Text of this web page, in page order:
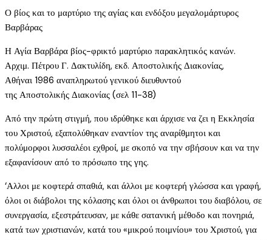
Ο βίος και το μαρτύριο της αγίας και ενδόξου μεγαλομάρτυρος
Βαρβάρας
Η Αγία Βαρβάρα βίος-φρικτό μαρτύριο παρακλητικός κανών.
Αρχιμ. Πέτρου Γ. Δακτυλίδη, εκδ. Αποστολικής Διακονίας,
Αθήναι 1986 αναπληρωτού γενικού διευθυντού
της Αποστολικής Διακονίας (σελ 11-38)
Από την πρώτη στιγμή, που ιδρύθηκε και άρχισε να ζει η Εκκλησία
του Χριστού, εξαπολύθηκαν εναντίον της αναρίθμητοι και
πολύμορφοι λυσσαλέοι εχθροί, με σκοπό να την σβήσουν και να την
εξαφανίσουν από το πρόσωπο της γης.
‘Αλλοι με κοφτερά σπαθιά, και άλλοι με κοφτερή γλώσσα και γραφή,
όλοι οι διάβολοι της κόλασης και όλοι οι άνθρωποι του διαβόλου, σε
συνεργασία, εξεστράτευσαν, με κάθε σατανική μέθοδο και πονηριά,
κατά των χριστιανών, κατά του «μικρού ποιμνίου» του Χριστού, για